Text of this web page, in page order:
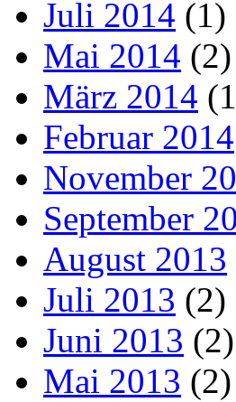
Juli 2014 (1)
Mai 2014 (2)
März 2014
Februar 2014
November
September
August 2013
Juli 2013 (2)
Juni 2013 (2)
Mai 2013 (2)